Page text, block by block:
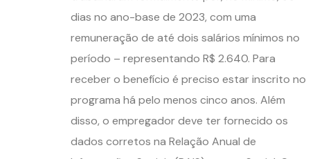
dias no ano-base de 2023, com uma
remuneração de até dois salários mínimos no
período – representando R$ 2.640. Para
receber o benefício é preciso estar inscrito no
programa há pelo menos cinco anos. Além
disso, o empregador deve ter fornecido os
dados corretos na Relação Anual de